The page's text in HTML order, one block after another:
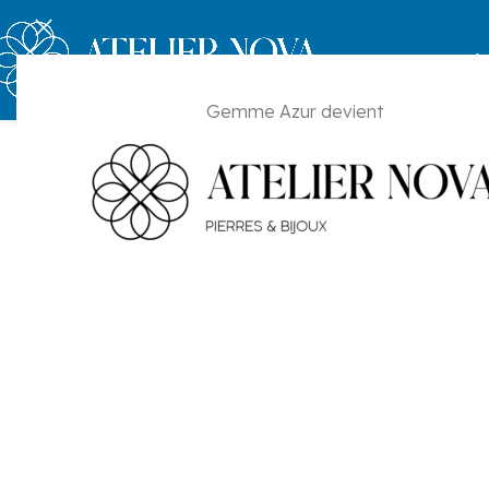
Gemme Azur devient